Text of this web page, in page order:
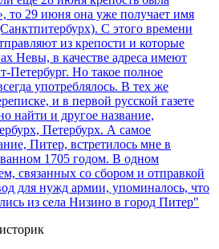
то 29 июня она уже получает имя
С этого времени
из крепости и которые
Невы, в качестве адреса имеют
Петербург. Но такое полное
употреблялось. В тех же
и в первой русской газете
найти и другое название,
Петербурх. А самое
Питер, встретилось мне в
1705 годом. В одном
связанных со сбором и отправкой
для нужд армии, упоминалось, что
из села Низино в город Питер"